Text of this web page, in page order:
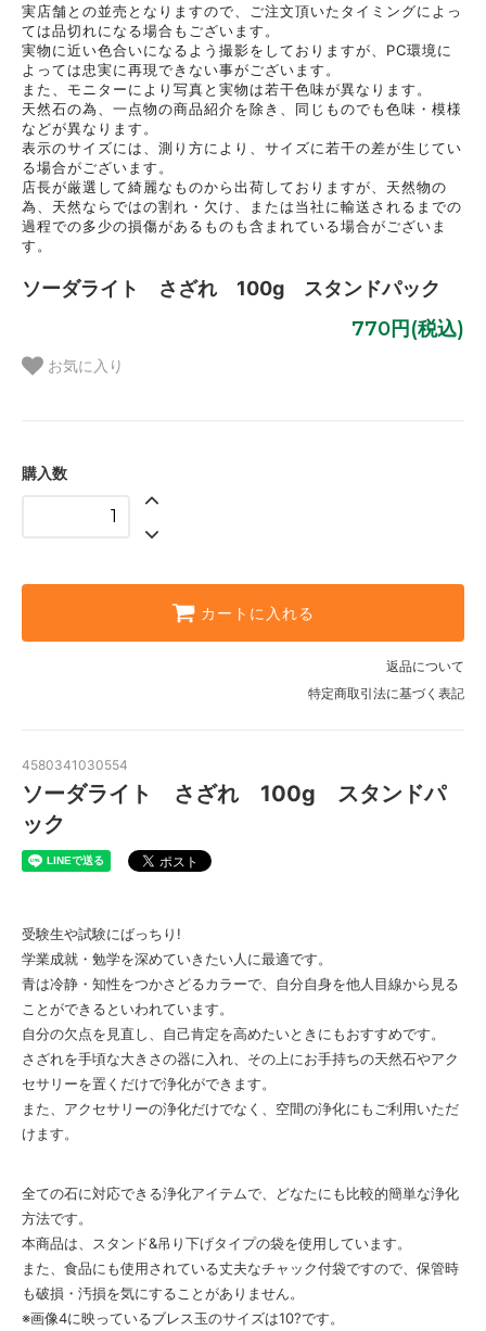
実店舗との並売となりますので、ご注文頂いたタイミングによっ
ては品切れになる場合もございます。
実物に近い色合いになるよう撮影をしておりますが、PC環境に
よっては忠実に再現できない事がございます。
また、モニターにより写真と実物は若干色味が異なります。
天然石の為、一点物の商品紹介を除き、同じものでも色味・模様
などが異なります。
表示のサイズには、測り方により、サイズに若干の差が生じてい
る場合がございます。
店長が厳選して綺麗なものから出荷しておりますが、天然物の
為、天然ならではの割れ・欠け、または当社に輸送されるまでの
過程での多少の損傷があるものも含まれている場合がございま
す。
ソーダライト さざれ 100g スタンドパック
770円(税込)
お気に入り
購入数
カートに入れる
返品について
特定商取引法に基づく表記
4580341030554
ソーダライト さざれ 100g スタンドパ
ック
受験生や試験にばっちり!
学業成就・勉学を深めていきたい人に最適です。
青は冷静・知性をつかさどるカラーで、自分自身を他人目線から見る
ことができるといわれています。
自分の欠点を見直し、自己肯定を高めたいときにもおすすめです。
さざれを手頃な大きさの器に入れ、その上にお手持ちの天然石やアク
セサリーを置くだけで浄化ができます。
また、アクセサリーの浄化だけでなく、空間の浄化にもご利用いただ
けます。
全ての石に対応できる浄化アイテムで、どなたにも比較的簡単な浄化
方法です。
本商品は、スタンド&吊り下げタイプの袋を使用しています。
また、食品にも使用されている丈夫なチャック付袋ですので、保管時
も破損・汚損を気にすることがありません。
※画像4に映っているブレス玉のサイズは10?です。